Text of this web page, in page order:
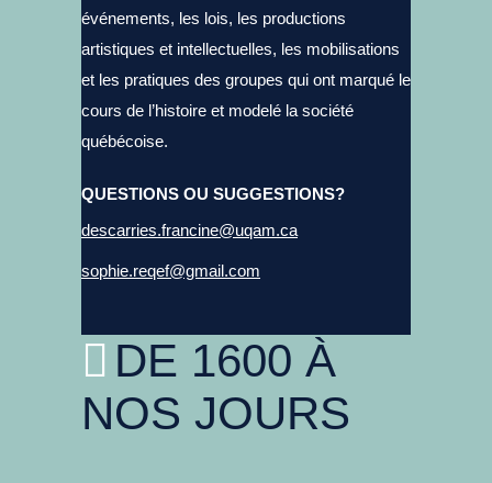
événements, les lois, les productions
artistiques et intellectuelles, les mobilisations
et les pratiques des groupes qui ont marqué le
cours de l’histoire et modelé la société
québécoise.
QUESTIONS OU SUGGESTIONS?
descarries.francine@uqam.ca
sophie.reqef@gmail.com
DE 1600 À
NOS JOURS